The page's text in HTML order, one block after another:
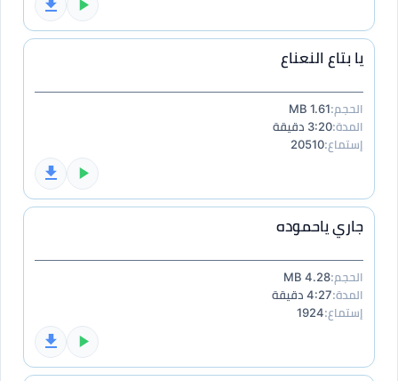
يا بتاع النعناع
الحجم:1.61 MB
المدة:3:20 دقيقة
إستماع:20510
جاري ياحموده
الحجم:4.28 MB
المدة:4:27 دقيقة
إستماع:1924